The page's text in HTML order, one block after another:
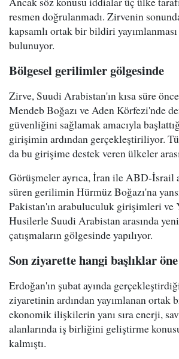
resmen doğrulanmadı. Zirvenin
kapsamlı ortak bir bildiri
bulunuyor.
Bölgesel gerilimler gölgesinde
Zirve, Suudi Arabistan'ın kısa süre
Mendeb Boğazı ve Aden Körfezi'nde
güvenliğini sağlamak amacıyla
girişimin ardından gerçekleştiriliyor.
da bu girişime destek veren ülkeler
Görüşmeler ayrıca, İran ile ABD-İsrail
süren gerilimin Hürmüz Boğazı'na
Pakistan'ın arabuluculuk girişimleri ve
Husilerle Suudi Arabistan arasında
çatışmaların gölgesinde yapılıyor.
Son ziyarette hangi başlıklar öne
Erdoğan'ın şubat ayında
ziyaretinin ardından yayımlanan ortak
ekonomik ilişkilerin yanı sıra enerji,
alanlarında iş birliğini geliştirme
kalmıştı.